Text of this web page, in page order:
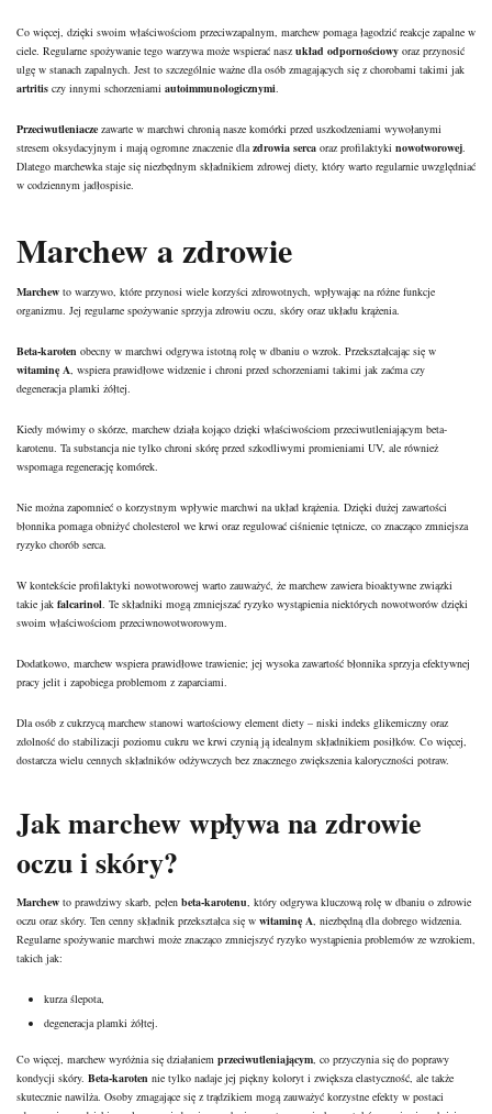
Co więcej, dzięki swoim właściwościom przeciwzapalnym, marchew pomaga łagodzić reakcje zapalne w
ciele. Regularne spożywanie tego warzywa może wspierać nasz układ odpornościowy oraz przynosić
ulgę w stanach zapalnych. Jest to szczególnie ważne dla osób zmagających się z chorobami takimi jak
artritis czy innymi schorzeniami autoimmunologicznymi.
Przeciwutleniacze zawarte w marchwi chronią nasze komórki przed uszkodzeniami wywołanymi
stresem oksydacyjnym i mają ogromne znaczenie dlazdrowia serca oraz profilaktyki nowotworowej.
Dlatego marchewka staje się niezbędnym składnikiem zdrowej diety, który warto regularnie uwzględniać
w codziennym jadłospisie.
Marchew a zdrowie
Marchew to warzywo, które przynosi wiele korzyści zdrowotnych, wpływając na różne funkcje
organizmu. Jej regularne spożywanie sprzyja zdrowiu oczu, skóry oraz układu krążenia.
Beta-karoten obecny w marchwi odgrywa istotną rolę w dbaniu o wzrok. Przekształcając się w
witaminę A, wspiera prawidłowe widzenie i chroni przed schorzeniami takimi jak zaćma czy
degeneracja plamki żółtej.
Kiedy mówimy o skórze, marchew działa kojąco dzięki właściwościom przeciwutleniającym beta-
karotenu. Ta substancja nie tylko chroni skórę przed szkodliwymi promieniami UV, ale również
wspomaga regenerację komórek.
Nie można zapomnieć o korzystnym wpływie marchwi na układ krążenia. Dzięki dużej zawartości
błonnika pomaga obniżyć cholesterol we krwi oraz regulować ciśnienie tętnicze, co znacząco zmniejsza
ryzyko chorób serca.
W kontekście profilaktyki nowotworowej warto zauważyć, że marchew zawiera bioaktywne związki
takie jak falcarinol. Te składniki mogą zmniejszać ryzyko wystąpienia niektórych nowotworów dzięki
swoim właściwościom przeciwnowotworowym.
Dodatkowo, marchew wspiera prawidłowe trawienie; jej wysoka zawartość błonnika sprzyja efektywnej
pracy jelit i zapobiega problemom z zaparciami.
Dla osób z cukrzycą marchew stanowi wartościowy element diety – niski indeks glikemiczny oraz
zdolność do stabilizacji poziomu cukru we krwi czynią ją idealnym składnikiem posiłków. Co więcej,
dostarcza wielu cennych składników odżywczych bez znacznego zwiększenia kaloryczności potraw.
Jak marchew wpływa na zdrowie
oczu i skóry?
Marchew to prawdziwy skarb, pełen beta-karotenu, który odgrywa kluczową rolę w dbaniu o zdrowie
oczu oraz skóry. Ten cenny składnik przekształca się w witaminę A, niezbędną dla dobrego widzenia.
Regularne spożywanie marchwi może znacząco zmniejszyć ryzyko wystąpienia problemów ze wzrokiem,
takich jak:
kurza ślepota,
degeneracja plamki żółtej.
Co więcej, marchew wyróżnia się działaniem przeciwutleniającym, co przyczynia się do poprawy
kondycji skóry. Beta-karoten nie tylko nadaje jej piękny koloryt i zwiększa elastyczność, ale także
skutecznie nawilża. Osoby zmagające się z trądzikiem mogą zauważyć korzystne efekty w postaci